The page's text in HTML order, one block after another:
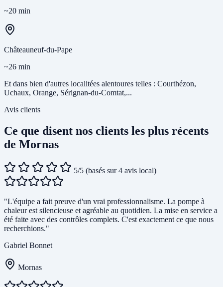
~20 min
Châteauneuf-du-Pape
~26 min
Et dans bien d'autres localitées alentoures telles : Courthézon,
Uchaux, Orange, Sérignan-du-Comtat,...
Avis clients
Ce que disent nos clients les plus récents
de Mornas
5/5 (basés sur 4 avis local)
"L'équipe a fait preuve d'un vrai professionnalisme. La pompe à
chaleur est silencieuse et agréable au quotidien. La mise en service a
été faite avec des contrôles complets. C'est exactement ce que nous
recherchions."
Gabriel Bonnet
Mornas